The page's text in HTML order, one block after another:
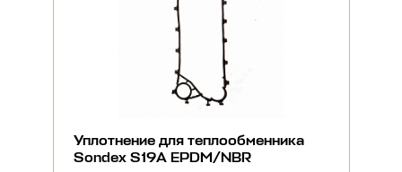
Уплотнение для теплообменника
Sondex S19A EPDM/NBR